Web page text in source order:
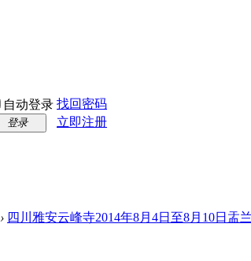
自动登录 找回密码
登录
立即注册
› 四川雅安云峰寺2014年8月4日至8月10日盂